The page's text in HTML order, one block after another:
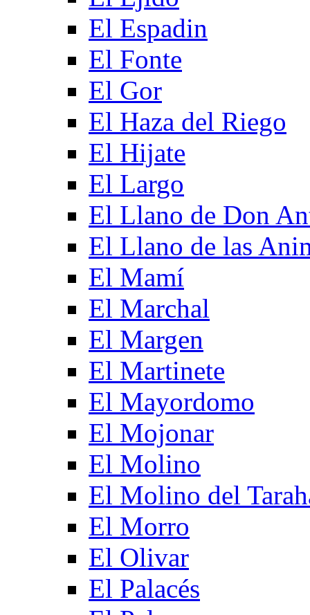
El Espadin
El Fonte
El Gor
El Haza del Riego
El Hijate
El Largo
El Llano de Don
El Llano de las
El Mamí
El Marchal
El Margen
El Martinete
El Mayordomo
El Mojonar
El Molino
El Molino del
El Morro
El Olivar
El Palacés